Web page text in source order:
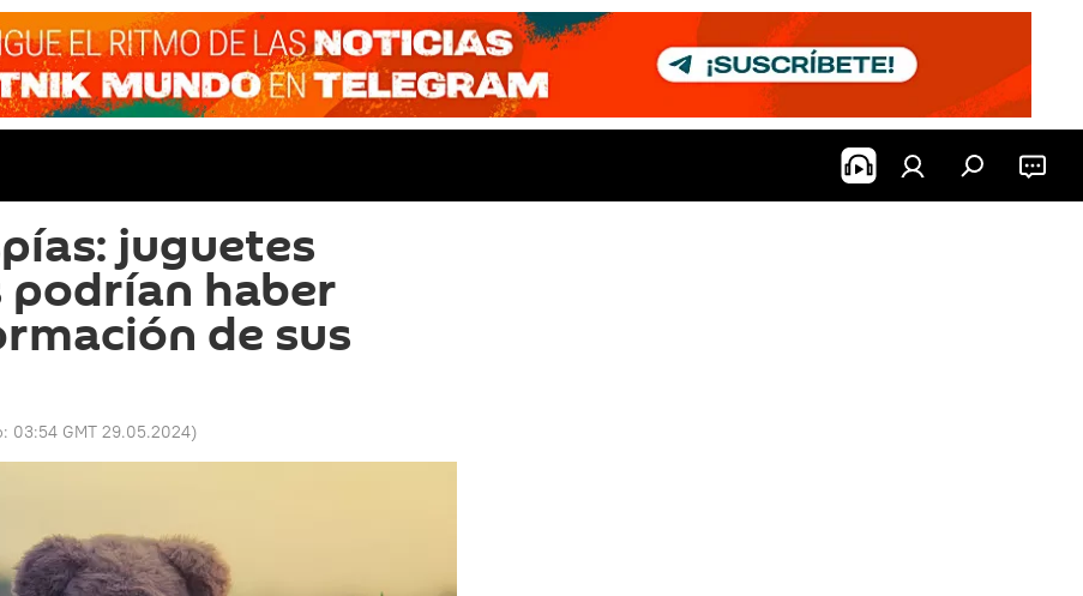
juguetes
haber
de sus
03:54 GMT 29.05.2024)